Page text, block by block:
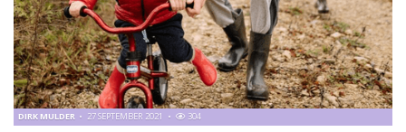
DIRK MULDER 27 SEPTEMBER 2021 304